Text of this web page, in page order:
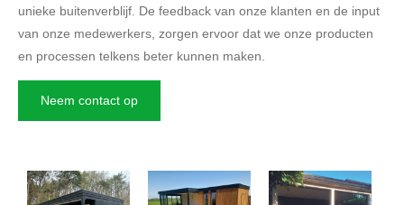
unieke buitenverblijf. De feedback van onze klanten en de input
van onze medewerkers, zorgen ervoor dat we onze producten
en processen telkens beter kunnen maken.
Neem contact op